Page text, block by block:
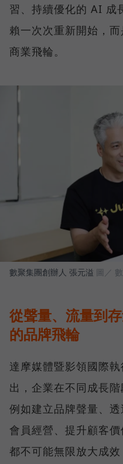
習、持續優化的 AI 成
賴一次次重新開始，
商業飛輪。
數聚集團創辦人 張元溢 圖／
從聲量、流量到
的品牌飛輪
達摩媒體暨影領國際
出，企業在不同成長
例如建立品牌聲量、
會員經營、提升顧客
都不可能無限放大成